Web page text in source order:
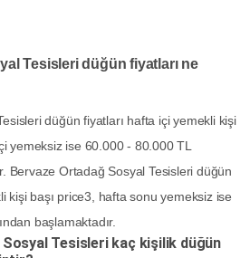
Tesisleri düğün fiyatları ne
düğün fiyatları hafta içi yemekli kişi
yemeksiz ise 60.000 - 80.000 TL
Bervaze Ortadağ Sosyal Tesisleri düğün
kişi başı price3, hafta sonu yemeksiz ise
başlamaktadır.
Tesisleri kaç kişilik düğün